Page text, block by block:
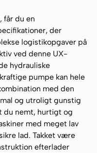
får du en
der
logistikopgaver på
ved denne UX-
hydrauliske
pumpe kan hele
med den
og utroligt gunstig
du nemt, hurtigt og
med meget lav
lad. Takket være
efterlader